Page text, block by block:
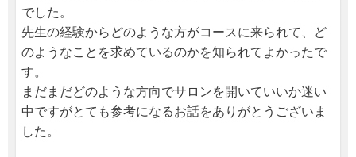
でした。
先生の経験からどのような方がコースに来られて、ど
のようなことを求めているのかを知られてよかったで
す。
まだまだどのような方向でサロンを開いていいか迷い
中ですがとても参考になるお話をありがとうございま
した。